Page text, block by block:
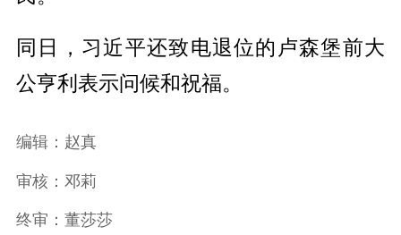
同日，习近平还致电退位的卢森堡前大
公亨利表示问候和祝福。
编辑：赵真
审核：邓莉
终审：董莎莎